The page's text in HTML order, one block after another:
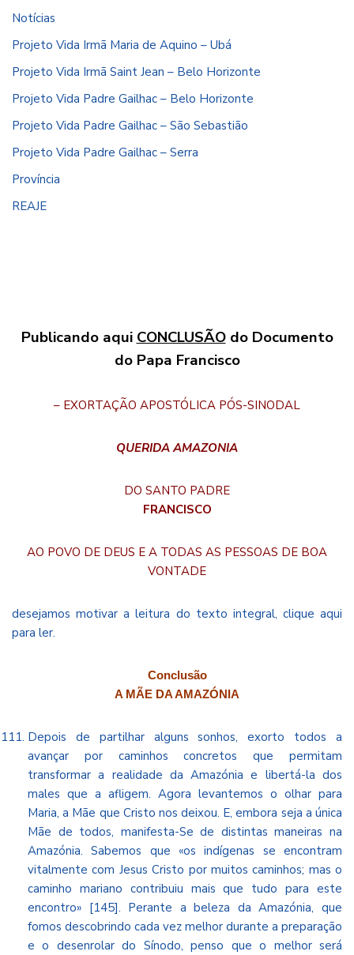
Notícias
Projeto Vida Irmã Maria de Aquino – Ubá
Projeto Vida Irmã Saint Jean – Belo Horizonte
Projeto Vida Padre Gailhac – Belo Horizonte
Projeto Vida Padre Gailhac – São Sebastião
Projeto Vida Padre Gailhac – Serra
Província
REAJE
Publicando aqui CONCLUSÃOdo Documento
do Papa Francisco
– EXORTAÇÃO APOSTÓLICA PÓS-SINODAL
QUERIDA AMAZONIA
DO SANTO PADRE
FRANCISCO
AO POVO DE DEUS E A TODAS AS PESSOAS DE BOA
VONTADE
desejamos motivar a leitura do texto integral, clique aqui
para ler.
Conclusão
A MÃE DA AMAZÓNIA
Depois de partilhar alguns sonhos, exorto todos a
avançar por caminhos concretos que permitam
transformar a realidade da Amazónia e libertá-la dos
males que a afligem. Agora levantemos o olhar para
Maria, a Mãe que Cristo nos deixou. E, embora seja a única
Mãe de todos, manifesta-Se de distintas maneiras na
Amazónia. Sabemos que «os indígenas se encontram
vitalmente com Jesus Cristo por muitos caminhos; mas o
caminho mariano contribuiu mais que tudo para este
encontro» [145]. Perante a beleza da Amazónia, que
fomos descobrindo cada vez melhor durante a preparação
e o desenrolar do Sínodo, penso que o melhor será